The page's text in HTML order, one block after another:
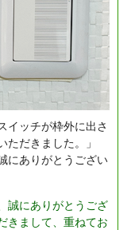
イッチが枠外に出さ
だきました。」
にありがとうござい
誠にありがとうござ
きまして、重ねてお